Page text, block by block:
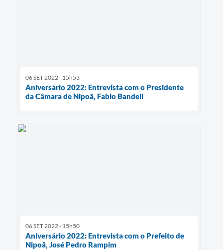
06 SET 2022 - 15h53
Aniversário 2022: Entrevista com o Presidente
da Câmara de Nipoã, Fabio Bandeli
06 SET 2022 - 15h50
Aniversário 2022: Entrevista com o Prefeito de
Nipoã, José Pedro Rampim